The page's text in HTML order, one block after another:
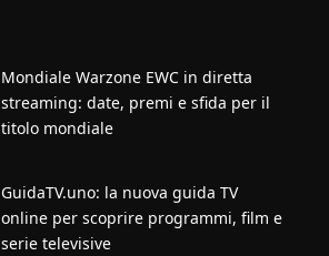
Mondiale Warzone EWC in diretta
streaming: date, premi e sfida per il
titolo mondiale
GuidaTV.uno: la nuova guida TV
online per scoprire programmi, film e
serie televisive